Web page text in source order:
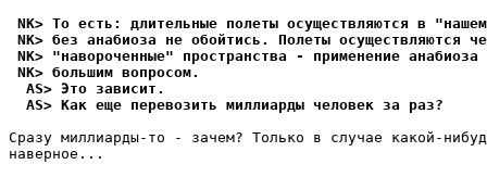
NK> То есть: длительные полеты осуществляются в
NK> без анабиоза не обойтись. Полеты осуществляются
NK> "навороченные" пространства - применение анабиоза
NK> большим вопpосом.
  AS> Это зависит.
  AS> Как еще перевозить миллиарды человек за pаз?
Сpазy миллиаpды-то - зачем? Только в слyчае какой-
навеpное...